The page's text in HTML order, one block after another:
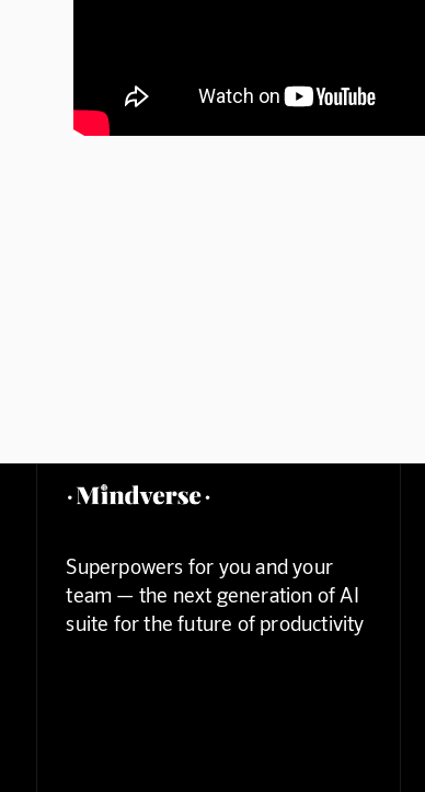
Superpowers for you and your
team — the next generation of AI
suite for the future of productivity